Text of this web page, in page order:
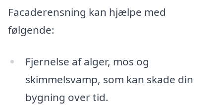
Facaderensning kan hjælpe med
følgende:
Fjernelse af alger, mos og
skimmelsvamp, som kan skade din
bygning over tid.